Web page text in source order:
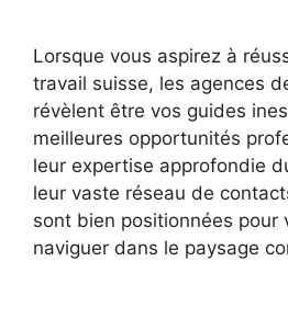
Lorsque vous aspirez à
travail suisse, les agences
révèlent être vos guides
meilleures opportunités
leur expertise approfondie
leur vaste réseau de
sont bien positionnées pour
naviguer dans le paysage